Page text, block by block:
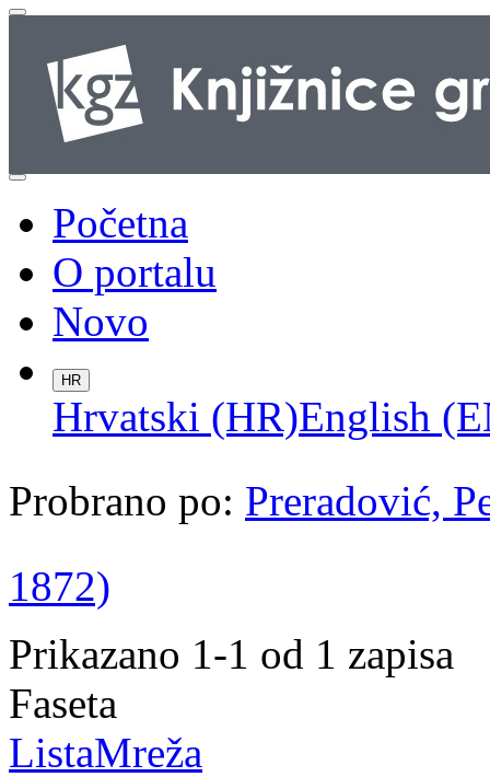
Početna
O portalu
Novo
HR
Hrvatski (HR)English
Probrano po: Preradović,
1872)
Prikazano 1-1 od 1 zapisa
Faseta
ListaMreža